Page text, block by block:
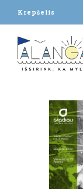
Krepšelis